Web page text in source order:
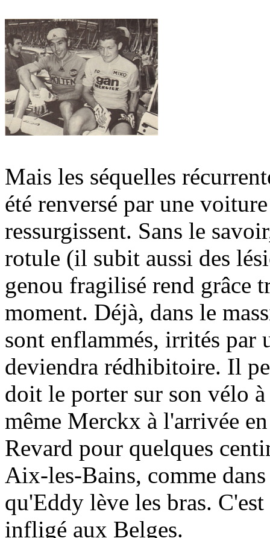
Mais les séquelles
été renversé par une
ressurgissent. Sans le
rotule (il subit aussi des
genou fragilisé rend grâce
moment. Déjà, dans le
sont enflammés, irrités par
deviendra rédhibitoire. Il
doit le porter sur son vélo
même Merckx à l'arrivée
Revard pour quelques
Aix-les-Bains, comme
qu'Eddy lève les bras.
infligé aux Belges.